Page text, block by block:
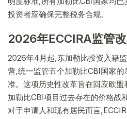
投资者应确保完整税务合规。
2026年ECCIRA监管
2026年4月起,东加勒比投资入籍
营,统一监管五个加勒比CBI国家
准。这项历史性改革旨在回应欧
加勒比CBI项目过去存在的价格战
对于申请人和现有居民而言